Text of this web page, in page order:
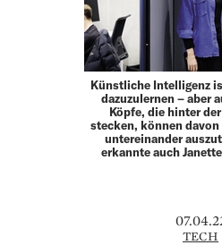
Künstliche Intelligenz
dazuzulernen – aber
Köpfe, die hinter
stecken, können
untereinander
erkannte auch
TECH